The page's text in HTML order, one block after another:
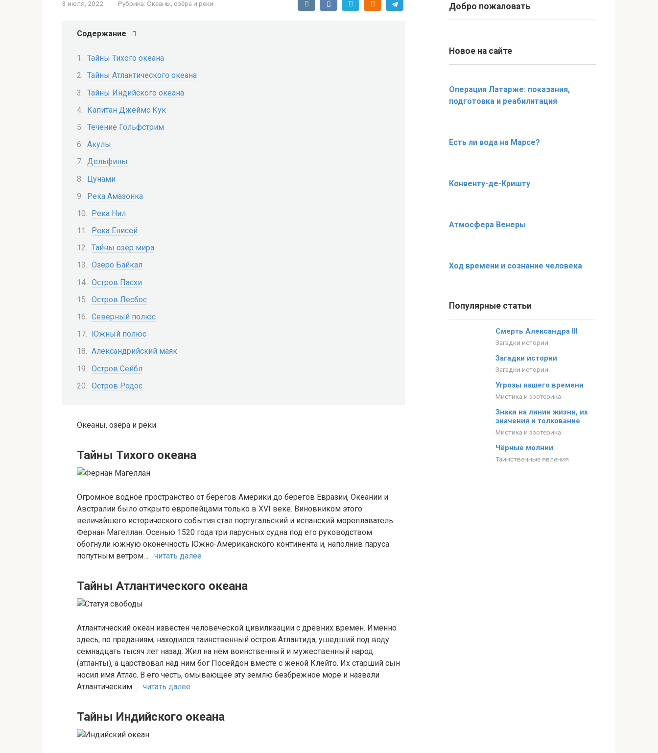
3 июля, 2022 Рубрика: Океаны, озёра и реки
Содержание
Тайны Тихого океана
Тайны Атлантического океана
Тайны Индийского океана
Капитан Джеймс Кук
Течение Гольфстрим
Акулы
Дельфины
Цунами
Река Амазонка
Река Нил
Река Енисей
Тайны озёр мира
Озеро Байкал
Остров Пасхи
Остров Лесбос
Северный полюс
Южный полюс
Александрийский маяк
Остров Сейбл
Остров Родос
Океаны, озёра и реки
Тайны Тихого океана
Огромное водное пространство от берегов Америки до берегов Евразии, Океании и
Австралии было открыто европейцами только в XVI веке. Виновником этого
величайшего исторического события стал португальский и испанский мореплаватель
Фернан Магеллан. Осенью 1520 года три парусных судна под его руководством
обогнули южную оконечность Южно-Американского континента и, наполнив паруса
попутным ветром… читать далее
Тайны Атлантического океана
Атлантический океан известен человеческой цивилизации с древних времён. Именно
здесь, по преданиям, находился таинственный остров Атлантида, ушедший под воду
семнадцать тысяч лет назад. Жил на нём воинственный и мужественный народ
(атланты), а царствовал над ним бог Посейдон вместе с женой Клейто. Их старший сын
носил имя Атлас. В его честь, омывающее эту землю безбрежное море и назвали
Атлантическим… читать далее
Тайны Индийского океана
Добро пожаловать
Новое на сайте
Операция Латарже: показания,
подготовка и реабилитация
Есть ли вода на Марсе?
Конвенту-де-Кришту
Атмосфера Венеры
Ход времени и сознание человека
Популярные статьи
Смерть Александра III
Загадки истории
Загадки истории
Загадки истории
Угрозы нашего времени
Мистика и эзотерика
Знаки на линии жизни, их
значения и толкование
Мистика и эзотерика
Чёрные молнии
Таинственные явления